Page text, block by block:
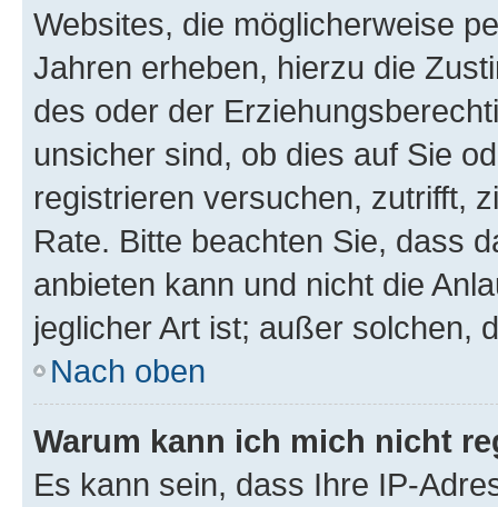
Websites, die möglicherweise
Jahren erheben, hierzu die
des oder der
unsicher sind, ob dies auf Sie
registrieren versuchen, zutrifft,
Rate. Bitte beachten Sie, dass
anbieten kann und nicht die
jeglicher Art ist; außer solchen,
Nach oben
Warum kann ich mich nicht
Es kann sein, dass Ihre IP-